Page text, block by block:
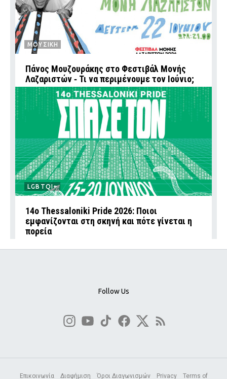
ΜΟΥΣΙΚΗ
Πάνος Μουζουράκης στο Φεστιβάλ Μονής
Λαζαριστών ‑ Τι να περιμένουμε τον Ιούνιο;
LGBTQI+
14ο Thessaloniki Pride 2026: Ποιοι
εμφανίζονται στη σκηνή και πότε γίνεται η
πορεία
Follow Us
Επικοινωνία Διαφήμιση Όροι Διαγωνισμών Privacy Terms of